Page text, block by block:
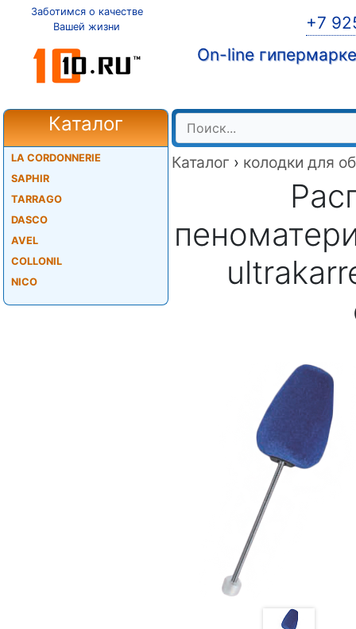
Заботимся о качестве
Вашей жизни
+7
On-line
Каталог
LA CORDONNERIE
SAPHIR
TARRAGO
DASCO
AVEL
COLLONIL
NICO
Каталог › колодки для